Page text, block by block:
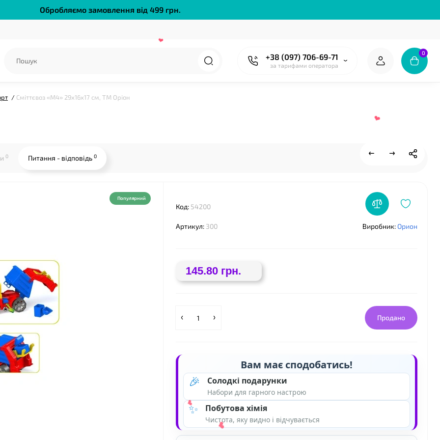
Обробляємо замовлення від 499 грн.
+38 (097) 706-69-71
за тарифами оператора
0
Сміттєвоз «М4» 29х16х17 см, ТМ Оріон
0 Питання - відповідь 0
Популярний
Код: 54200
Артикул: 300 Виробник:Орион
145.80 грн.
Продано
Вам має сподобатись!
🎉 Солодкі подарунки
Набори для гарного настрою
✨ Побутова хімія
Чистота, яку видно і відчувається
❤
❤